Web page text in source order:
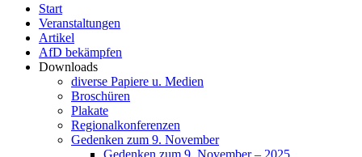
Start
Veranstaltungen
Artikel
AfD bekämpfen
Downloads
diverse Papiere u. Medien
Broschüren
Plakate
Regionalkonferenzen
Gedenken zum 9. November
Gedenken zum 9. November – 2025